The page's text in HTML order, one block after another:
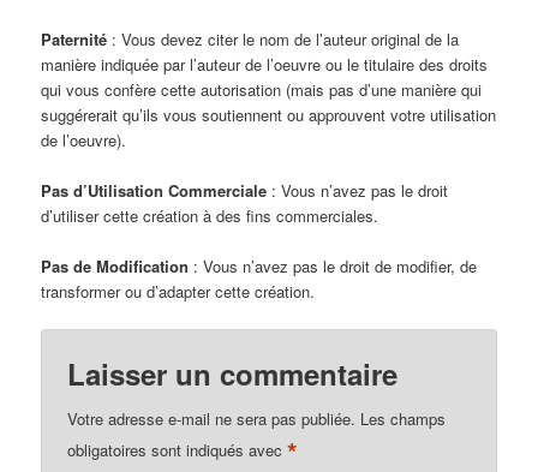
Paternité : Vous devez citer le nom de l’auteur original de la
manière indiquée par l’auteur de l’oeuvre ou le titulaire des droits
qui vous confère cette autorisation (mais pas d’une manière qui
suggérerait qu’ils vous soutiennent ou approuvent votre utilisation
de l’oeuvre).
Pas d’Utilisation Commerciale : Vous n’avez pas le droit
d’utiliser cette création à des fins commerciales.
Pas de Modification : Vous n’avez pas le droit de modifier, de
transformer ou d’adapter cette création.
Laisser un commentaire
Votre adresse e-mail ne sera pas publiée. Les champs
obligatoires sont indiqués avec*